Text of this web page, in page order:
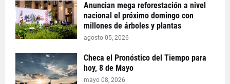
Anuncian mega reforestación a nivel
nacional el próximo domingo con
millones de árboles y plantas
agosto 05, 2026
Checa el Pronóstico del Tiempo para
hoy, 8 de Mayo
mayo 08, 2026